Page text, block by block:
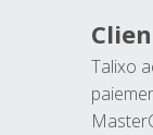
Talixo